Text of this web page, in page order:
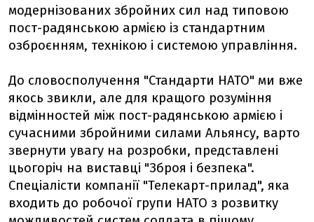
модернізованих збройних сил над типовою
пост-радянською армією із стандартним
озброєнням, технікою і системою управління.
До словосполучення "Стандарти НАТО" ми вже
якось звикли, але для кращого розуміння
відмінностей між пост-радянською армією і
сучасними збройними силами Альянсу, варто
звернути увагу на розробки, представлені
цьогоріч на виставці "Зброя і безпека".
Спеціалісти компанії "Телекарт-прилад", яка
входить до робочої групи НАТО з розвитку